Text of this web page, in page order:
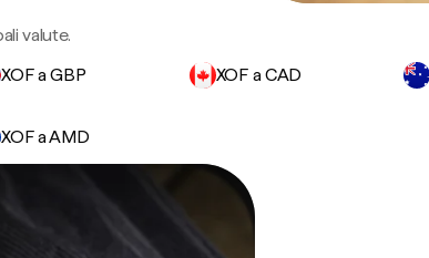
valute.
XOF a GBP XOF a CAD
XOF a AMD